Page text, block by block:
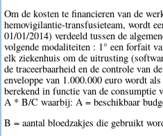
Om de kosten te financieren van de
hemovigilantie-transfusieteam, wordt
01/01/2014) verdeeld tussen de
volgende modaliteiten : 1° een forfait
elk ziekenhuis om de uitrusting
de traceerbaarheid en de controle van
enveloppe van 1.000.000 euro wordt
berekend in functie van de consumptie
A * B/C waarbij: A = beschikbaar
B = aantal bloedzakjes die gebruikt